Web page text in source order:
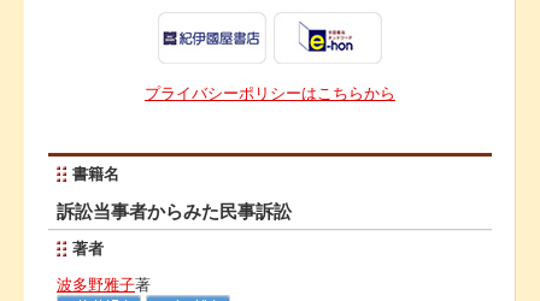
プライバシーポリシーはこちらから
書籍名
訴訟当事者からみた民事訴訟
著者
波多野雅子著